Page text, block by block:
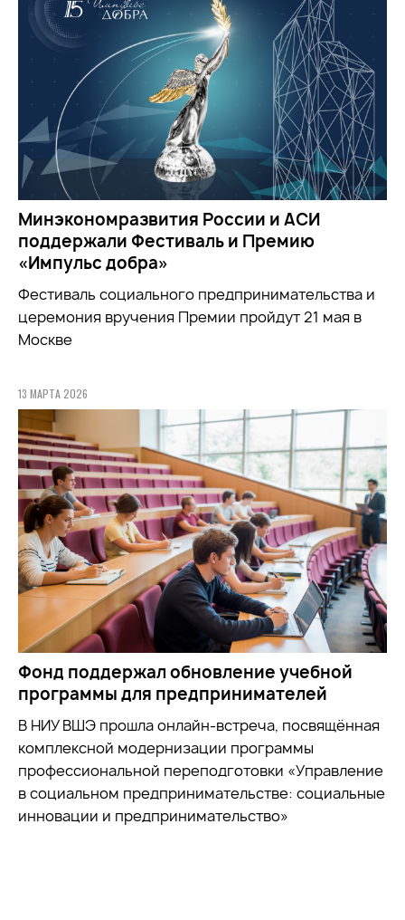
Минэкономразвития России и АСИ
поддержали Фестиваль и Премию
«Импульс добра»
Фестиваль социального предпринимательства и
церемония вручения Премии пройдут 21 мая в
Москве
13 МАРТА 2026
Фонд поддержал обновление учебной
программы для предпринимателей
В НИУ ВШЭ прошла онлайн-встреча, посвящённая
комплексной модернизации программы
профессиональной переподготовки «Управление
в социальном предпринимательстве: социальные
инновации и предпринимательство»